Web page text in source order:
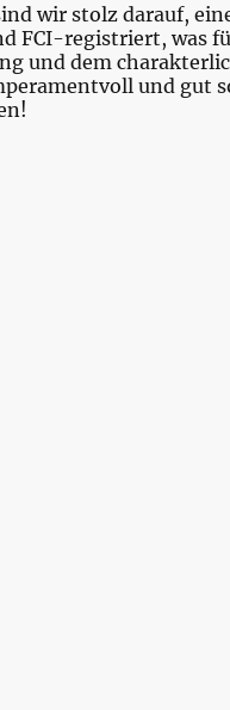
wir stolz darauf,
FCI-registriert, was
und dem
und gut